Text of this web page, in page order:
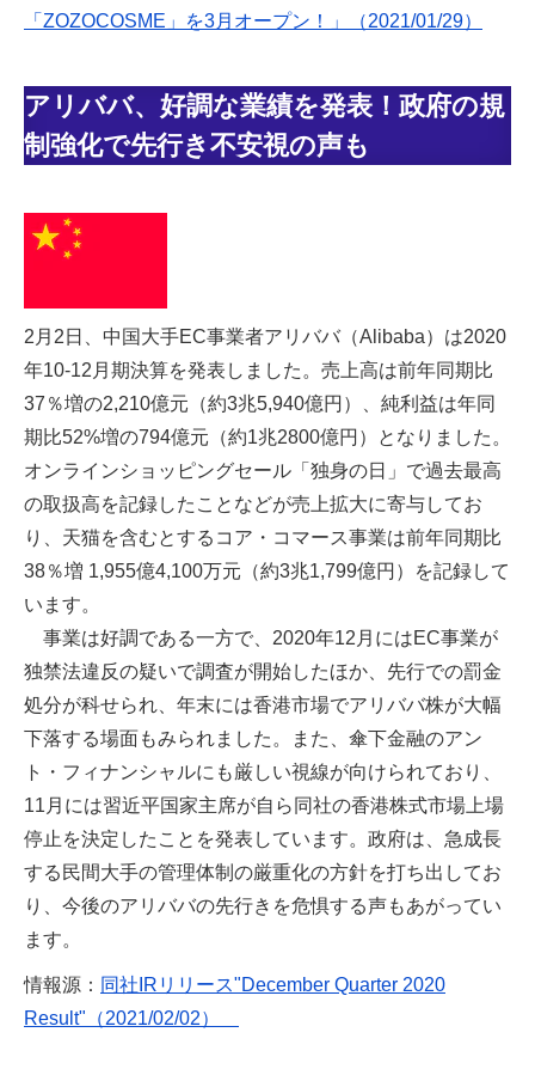
「ZOZOCOSME」を3月オープン！」（2021/01/29）
アリババ、好調な業績を発表！政府の規
制強化で先行き不安視の声も
2月2日、中国大手EC事業者アリババ（Alibaba）は2020
年10-12月期決算を発表しました。売上高は前年同期比
37％増の2,210億元（約3兆5,940億円）、純利益は年同
期比52%増の794億元（約1兆2800億円）となりました。
オンラインショッピングセール「独身の日」で過去最高
の取扱高を記録したことなどが売上拡大に寄与してお
り、天猫を含むとするコア・コマース事業は前年同期比
38％増 1,955億4,100万元（約3兆1,799億円）を記録して
います。
事業は好調である一方で、2020年12月にはEC事業が
独禁法違反の疑いで調査が開始したほか、先行での罰金
処分が科せられ、年末には香港市場でアリババ株が大幅
下落する場面もみられました。また、傘下金融のアン
ト・フィナンシャルにも厳しい視線が向けられており、
11月には習近平国家主席が自ら同社の香港株式市場上場
停止を決定したことを発表しています。政府は、急成長
する民間大手の管理体制の厳重化の方針を打ち出してお
り、今後のアリババの先行きを危惧する声もあがってい
ます。
情報源： 同社IRリリース"December Quarter 2020
Result"（2021/02/02）